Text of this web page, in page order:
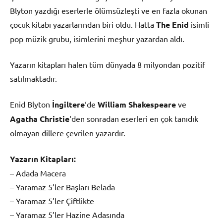
Blyton yazdığı eserlerle ölümsüzleşti ve en fazla okunan
çocuk kitabı yazarlarından biri oldu. Hatta The Enid isimli
pop müzik grubu, isimlerini meşhur yazardan aldı.
Yazarın kitapları halen tüm dünyada 8 milyondan pozitif
satılmaktadır.
Enid Blyton İngiltere‘de William Shakespeare ve
Agatha Christie‘den sonradan eserleri en çok tanıdık
olmayan dillere çevrilen yazardır.
Yazarın Kitapları:
– Adada Macera
– Yaramaz 5’ler Başları Belada
– Yaramaz 5’ler Çiftlikte
– Yaramaz 5’ler Hazine Adasında